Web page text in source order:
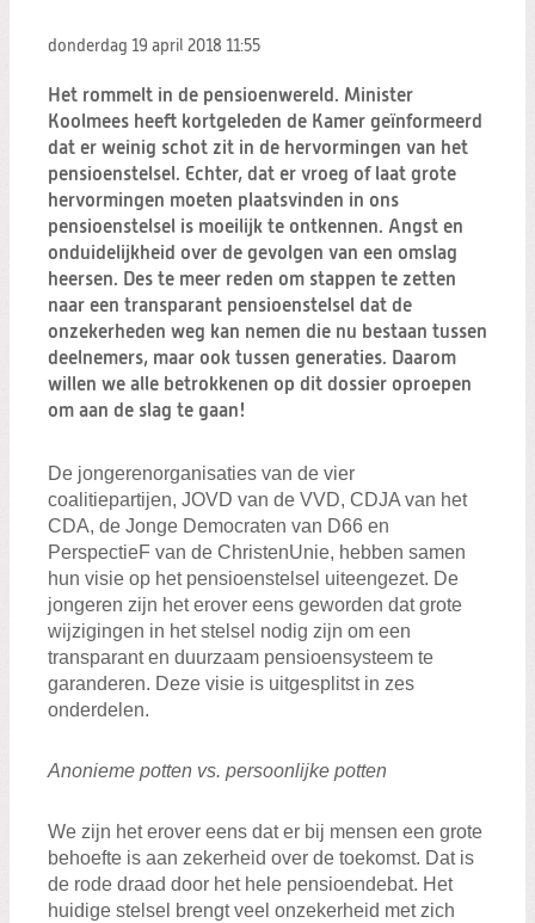
donderdag 19 april 2018 11:55
Het rommelt in de pensioenwereld. Minister
Koolmees heeft kortgeleden de Kamer geïnformeerd
dat er weinig schot zit in de hervormingen van het
pensioenstelsel. Echter, dat er vroeg of laat grote
hervormingen moeten plaatsvinden in ons
pensioenstelsel is moeilijk te ontkennen. Angst en
onduidelijkheid over de gevolgen van een omslag
heersen. Des te meer reden om stappen te zetten
naar een transparant pensioenstelsel dat de
onzekerheden weg kan nemen die nu bestaan tussen
deelnemers, maar ook tussen generaties. Daarom
willen we alle betrokkenen op dit dossier oproepen
om aan de slag te gaan!
De jongerenorganisaties van de vier
coalitiepartijen, JOVD van de VVD, CDJA van het
CDA, de Jonge Democraten van D66 en
PerspectieF van de ChristenUnie, hebben samen
hun visie op het pensioenstelsel uiteengezet. De
jongeren zijn het erover eens geworden dat grote
wijzigingen in het stelsel nodig zijn om een
transparant en duurzaam pensioensysteem te
garanderen. Deze visie is uitgesplitst in zes
onderdelen.
Anonieme potten vs. persoonlijke potten
We zijn het erover eens dat er bij mensen een grote
behoefte is aan zekerheid over de toekomst. Dat is
de rode draad door het hele pensioendebat. Het
huidige stelsel brengt veel onzekerheid met zich